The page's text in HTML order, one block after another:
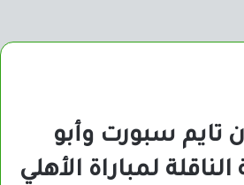
تايم سبورت وأبو
لمباراة الأهلي